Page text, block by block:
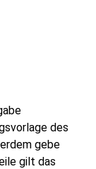
des
gebe
gilt das